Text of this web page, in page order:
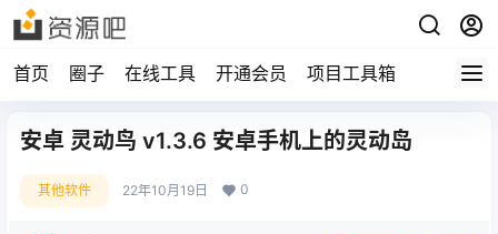
首页 圈子 在线工具 开通会员 项目工具箱
安卓 灵动鸟 v1.3.6 安卓手机上的灵动岛
其他软件 22年10月19日 0